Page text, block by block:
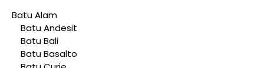
Batu Alam
Batu Andesit
Batu Bali
Batu Basalto